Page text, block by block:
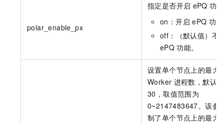
polar_enable_px
指定是否开启 ePQ 功
on：开启 ePQ 功
off：（默认值）不
ePQ 功能。
设置单个节点上的最大
Worker 进程数，默认为
30，取值范围为
0~2147483647。该参
制了单个节点上的最大